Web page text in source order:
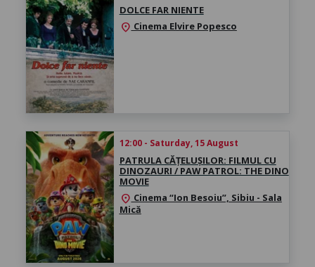
DOLCE FAR NIENTE
location_on Cinema Elvire Popesco
12:00 - Saturday, 15 August
PATRULA CĂȚELUȘILOR: FILMUL CU
DINOZAURI / PAW PATROL: THE DINO
MOVIE
location_on Cinema “Ion Besoiu”, Sibiu - Sala
Mică